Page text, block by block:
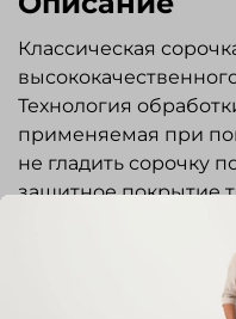
Классическая
Технология
применяемая при
не гладить сорочку
защитное покрытие
срок службы
проникновения
Прекрасно подходит